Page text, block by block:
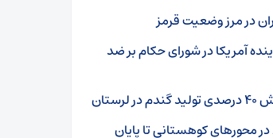
در مرز وضعیت قرمز
آمریکا در شورای حکام بر ضد
محورهای کوهستانی تا پایان